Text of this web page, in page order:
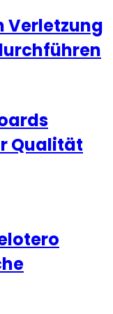
Verletzung
Qualität